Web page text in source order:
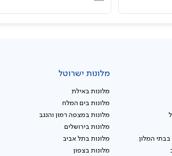
המלון
מלונות ישרוטל
מלונות באילת
מלונות בים המלח
מלונות במצפה רמון והנגב
מלונות בירושלים
מלונות בתל אביב
מלונות בצפון